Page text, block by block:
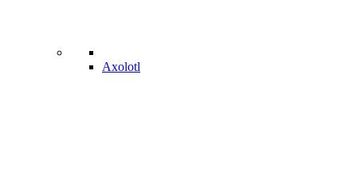
Axolotl